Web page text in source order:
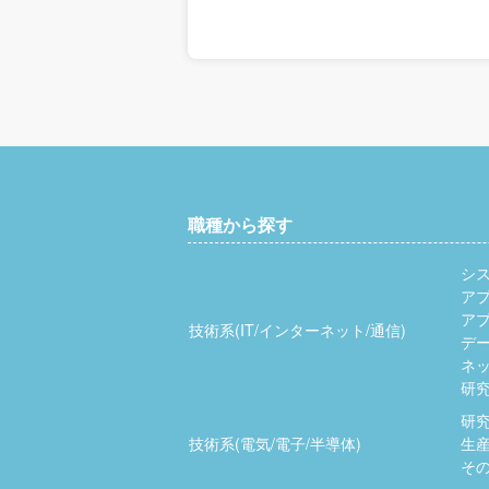
職種から探す
技術系(IT/インターネット/通信)
シ
ア
ア
デ
ネ
研
技術系(電気/電子/半導体)
研
生
そ